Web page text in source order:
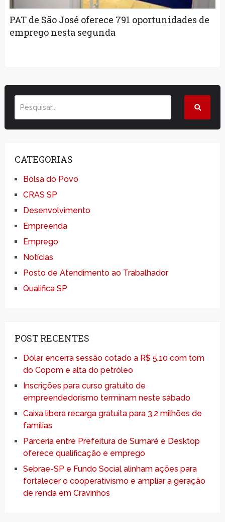
PAT de São José oferece 791 oportunidades de
emprego nesta segunda
CATEGORIAS
Bolsa do Povo
CRAS SP
Desenvolvimento
Empreenda
Emprego
Notícias
Posto de Atendimento ao Trabalhador
Qualifica SP
POST RECENTES
Dólar encerra sessão cotado a R$ 5,10 com tom
do Copom e alta do petróleo
Inscrições para curso gratuito de
empreendedorismo terminam neste sábado
Caixa libera recarga gratuita para 3,2 milhões de
famílias
Parceria entre Prefeitura de Sumaré e Desktop
oferece qualificação e emprego
Sebrae-SP e Fundo Social alinham ações para
fortalecer o cooperativismo e ampliar a geração
de renda em Cravinhos